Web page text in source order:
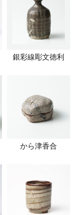
銀彩線彫文徳利
から津香合